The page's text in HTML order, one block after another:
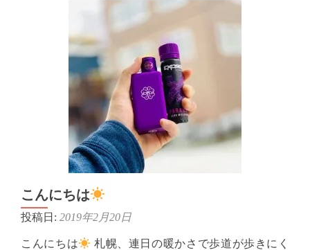
こんにちは
投稿日: 2019年2月20日
こんにちは
札幌、連日の暖かさで歩道が歩きにく